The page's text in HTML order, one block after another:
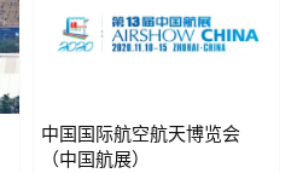
中国国际航空航天博览会
（中国航展）